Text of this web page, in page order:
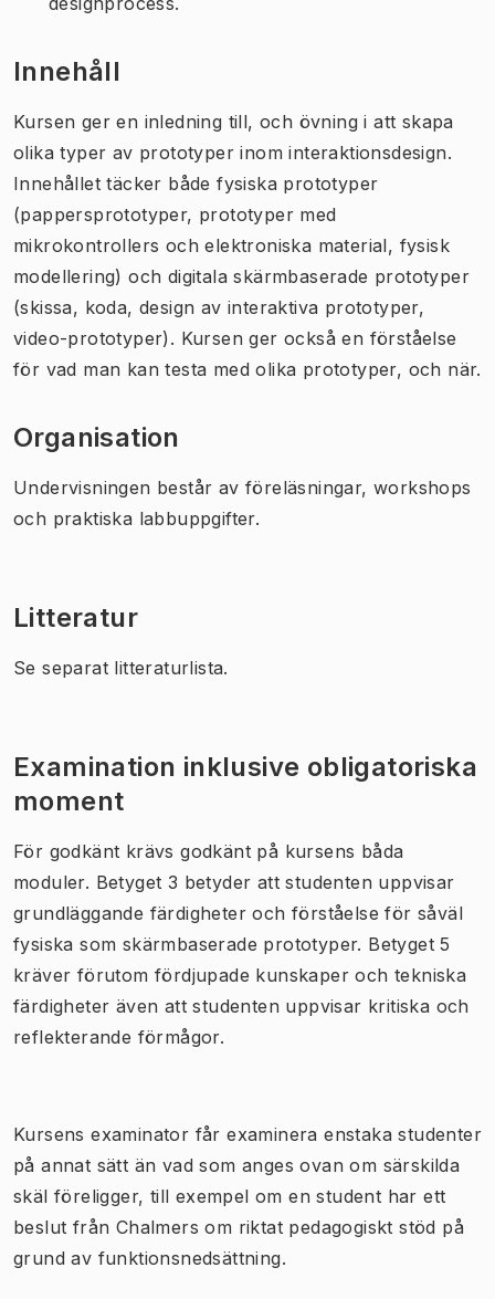
Innehåll
Kursen ger en inledning till, och övning i att skapa
olika typer av prototyper inom interaktionsdesign.
Innehållet täcker både fysiska prototyper
(pappersprototyper, prototyper med
mikrokontrollers och elektroniska material, fysisk
modellering) och digitala skärmbaserade prototyper
(skissa, koda, design av interaktiva prototyper,
video-prototyper). Kursen ger också en förståelse
för vad man kan testa med olika prototyper, och när.
Organisation
Undervisningen består av föreläsningar, workshops
och praktiska labbuppgifter.
Litteratur
Se separat litteraturlista.
Examination inklusive obligatoriska
moment
För godkänt krävs godkänt på kursens båda
moduler. Betyget 3 betyder att studenten uppvisar
grundläggande färdigheter och förståelse för såväl
fysiska som skärmbaserade prototyper. Betyget 5
kräver förutom fördjupade kunskaper och tekniska
färdigheter även att studenten uppvisar kritiska och
reflekterande förmågor.
Kursens examinator får examinera enstaka studenter
på annat sätt än vad som anges ovan om särskilda
skäl föreligger, till exempel om en student har ett
beslut från Chalmers om riktat pedagogiskt stöd på
grund av funktionsnedsättning.